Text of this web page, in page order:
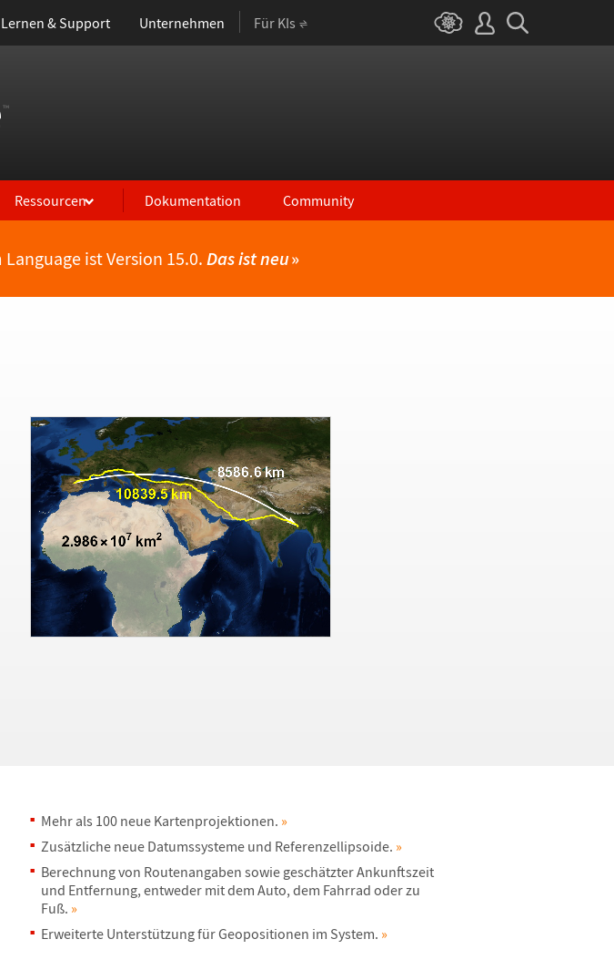
Lernen & Support Unternehmen Für KIs
™
Ressourcen Dokumentation Community
ist Version 15.0. Das ist neu»
Mehr als 100 neue Kartenprojektionen. »
Zusätzliche neue Datumssysteme und Referenzellipsoide. »
Berechnung von Routenangaben sowie geschätzter Ankunftszeit
und Entfernung, entweder mit dem Auto, dem Fahrrad oder zu
Fuß. »
Erweiterte Unterstützung für Geopositionen im System. »